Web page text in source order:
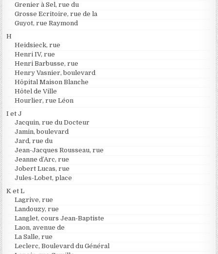
Grenier à Sel, rue du
Grosse Ecritoire, rue de la
Guyot, rue Raymond
H
Heidsieck, rue
Henri IV, rue
Henri Barbusse, rue
Henry Vasnier, boulevard
Hôpital Maison Blanche
Hôtel de Ville
Hourlier, rue Léon
I et J
Jacquin, rue du Docteur
Jamin, boulevard
Jard, rue du
Jean-Jacques Rousseau, rue
Jeanne d’Arc, rue
Jobert Lucas, rue
Jules-Lobet, place
K et L
Lagrive, rue
Landouzy, rue
Langlet, cours Jean-Baptiste
Laon, avenue de
La Salle, rue
Leclerc, Boulevard du Général